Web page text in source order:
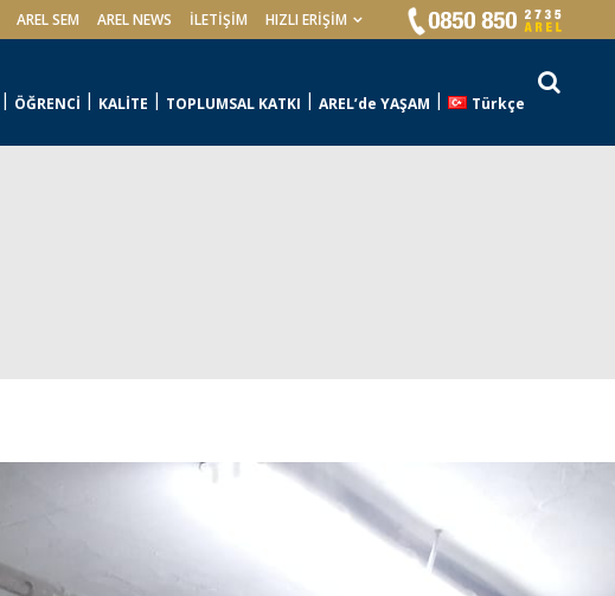
AREL SEM AREL NEWS İLETIŞIM HIZLI ERİŞİM
ÖĞRENCİ KALİTE TOPLUMSAL KATKI AREL’de YAŞAM Türkçe